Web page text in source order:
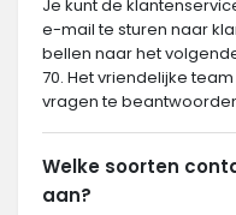
Je kunt de
e-mail te sturen naar
bellen naar het
70. Het vriendelijke
vragen te
Welke soorten
aan?